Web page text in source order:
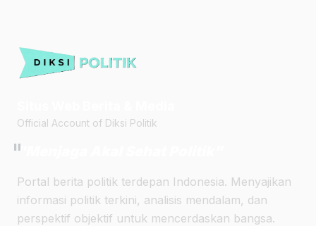
Official Account of Diksi Politik
"Menjaga Akal Sehat Politik"
"
Portal berita politik terdepan Indonesia. Menyajikan
informasi politik terkini, analisis mendalam, dan
perspektif objektif untuk mencerdaskan bangsa.